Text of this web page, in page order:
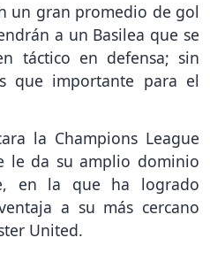
un gran promedio de gol
a un Basilea que se
táctico en defensa; sin
que importante para el
la Champions League
le da su amplio dominio
en la que ha logrado
a su más cercano
United.